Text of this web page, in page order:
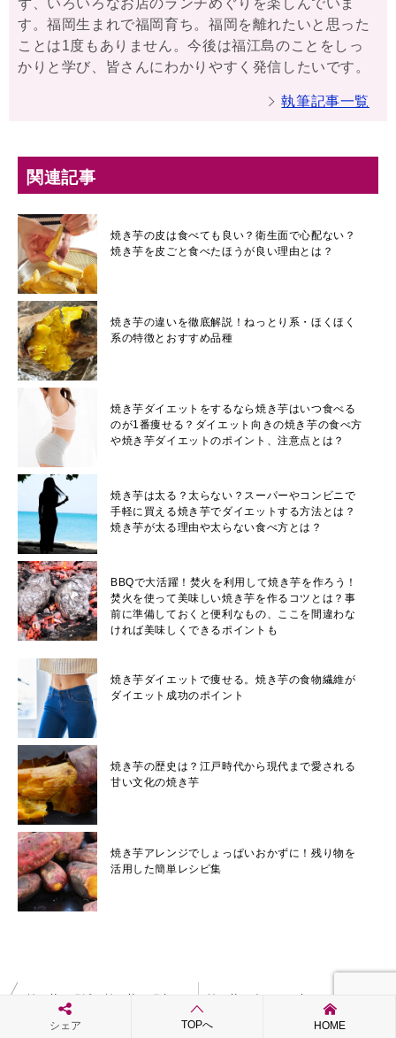
す。福岡生まれで福岡育ち。福岡を離れたいと思った
ことは1度もありません。今後は福江島のことをしっ
かりと学び、皆さんにわかりやすく発信したいです。
執筆記事一覧
関連記事
焼き芋の皮は食べても良い？衛生面で心配ない？
焼き芋を皮ごと食べたほうが良い理由とは？
焼き芋の違いを徹底解説！ねっとり系・ほくほく
系の特徴とおすすめ品種
焼き芋ダイエットをするなら焼き芋はいつ食べる
のが1番痩せる？ダイエット向きの焼き芋の食べ方
や焼き芋ダイエットのポイント、注意点とは？
焼き芋は太る？太らない？スーパーやコンビニで
手軽に買える焼き芋でダイエットする方法とは？
焼き芋が太る理由や太らない食べ方とは？
BBQで大活躍！焚火を利用して焼き芋を作ろう！
焚火を使って美味しい焼き芋を作るコツとは？事
前に準備しておくと便利なもの、ここを間違わな
ければ美味しくできるポイントも
焼き芋ダイエットで痩せる。焼き芋の食物繊維が
ダイエット成功のポイント
焼き芋の歴史は？江戸時代から現代まで愛される
甘い文化の焼き芋
焼き芋アレンジでしょっぱいおかずに！残り物を
活用した簡単レシピ集
投
シェア TOPへ HOME